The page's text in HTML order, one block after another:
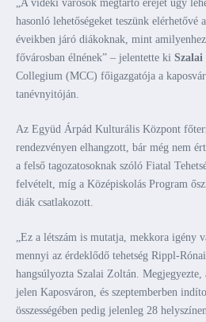
„A vidéki városok megtartó erejét úgy
hasonló lehetőségeket teszünk elérhetővé
éveikben járó diákoknak, mint
fővárosban élnének” – jelentette ki
Collegium (MCC) főigazgatója a
tanévnyitóján.
Az Együd Árpád Kulturális Központ
rendezvényen elhangzott, bár még nem
a felső tagozatosoknak szóló Fiatal
felvételt, míg a Középiskolás Program
diák csatlakozott.
„Ez a létszám is mutatja, mekkora igény
mennyi az érdeklődő tehetség Rippl-
hangsúlyozta Szalai Zoltán.
jelen Kaposváron, és szeptemberben
összességében pedig jelenleg 28